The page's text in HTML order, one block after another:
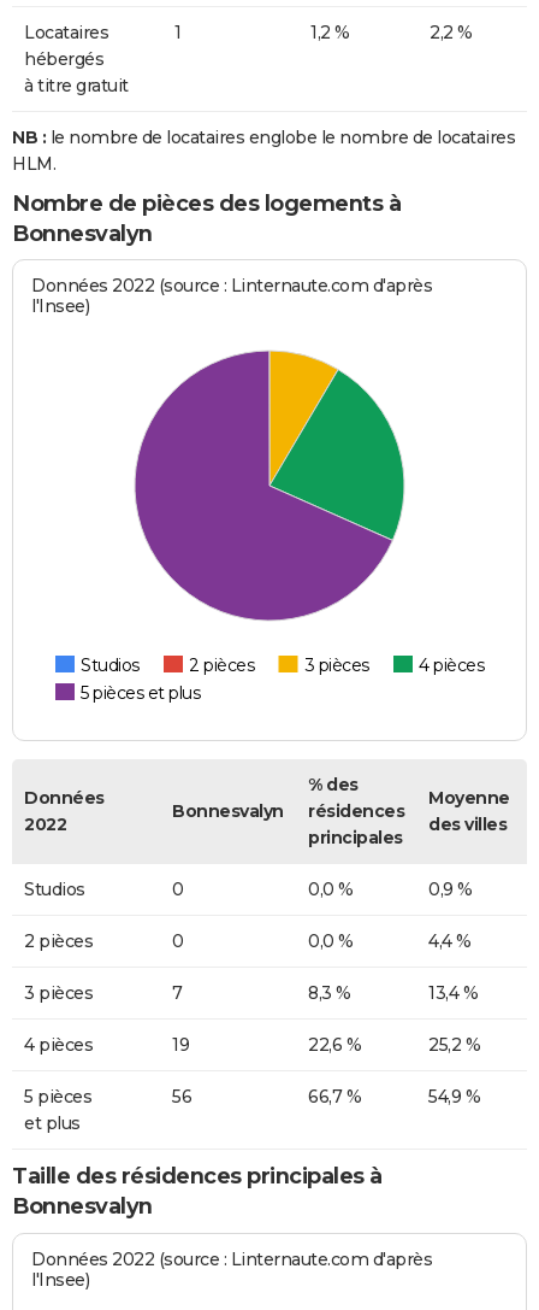
Locataires
hébergés
à titre gratuit
1 1,2 % 2,2 %
NB : le nombre de locataires englobe le nombre de locataires
HLM.
Nombre de pièces des logements à
Bonnesvalyn
Données 2022 (source : Linternaute.com d'après
l'Insee)
Studios 2 pièces 3 pièces
4 pièces
5 pièces et plus
Données
2022
Bonnesvalyn
% des
résidences
principales
Moyenne
des villes
Studios 0 0,0 % 0,9 %
2 pièces 0 0,0 % 4,4 %
3 pièces 7 8,3 % 13,4 %
4 pièces 19 22,6 % 25,2 %
5 pièces
et plus
56 66,7 % 54,9 %
Taille des résidences principales à
Bonnesvalyn
Données 2022 (source : Linternaute.com d'après
l'Insee)